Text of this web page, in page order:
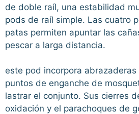
de doble raíl, una estabilidad
pods de raíl simple. Las cuatro
patas permiten apuntar las
pescar a larga distancia.
este pod incorpora
puntos de enganche de
lastrar el conjunto. Sus cierres
oxidación y el parachoques de